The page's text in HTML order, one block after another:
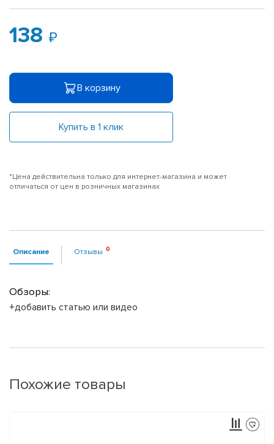
138
В корзину
Купить в 1 клик
*Цена действительна только для интернет-магазина и может
отличаться от цен в розничных магазинах
Описание Отзывы
Обзоры:
+добавить статью или видео
Похожие товары